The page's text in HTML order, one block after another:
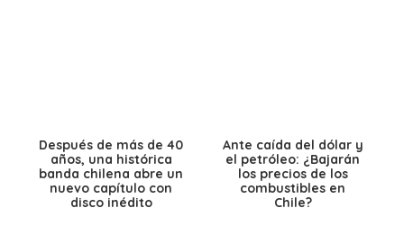
Después de más de 40
años, una histórica
banda chilena abre un
nuevo capítulo con
disco inédito
Ante caída del dólar y
el petróleo: ¿Bajarán
los precios de los
combustibles en
Chile?